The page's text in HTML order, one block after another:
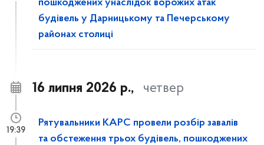
пошкоджених унаслідок ворожих атак
будівель у Дарницькому та Печерському
районах столиці
16 липня 2026 р., четвер
Рятувальники КАРС провели розбір завалів
та обстеження трьох будівель, пошкоджених
19:39